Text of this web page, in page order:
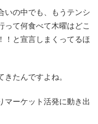
いの中でも、もうテンシ
って何食べて木曜はどこ
！と宣言しまくってるほ
たんですよね。
マーケット活発に動き出